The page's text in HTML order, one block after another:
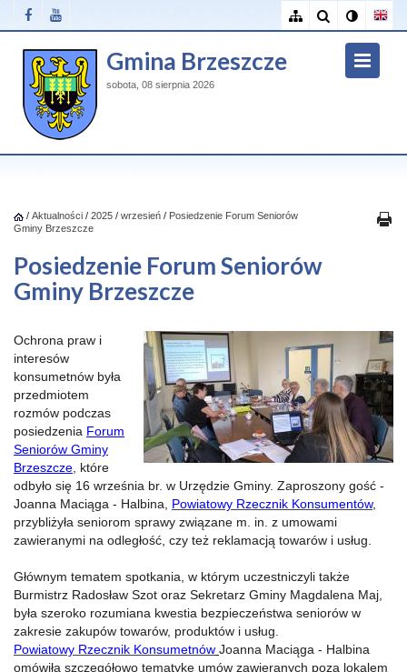
Gmina Brzeszcze
sobota, 08 sierpnia 2026
/ Aktualności / 2025 / wrzesień / Posiedzenie Forum Seniorów
Gminy Brzeszcze
Posiedzenie Forum Seniorów
Gminy Brzeszcze
Ochrona praw i
interesów
konsumetnów była
przedmiotem
rozmów podczas
posiedzenia Forum
Seniorów Gminy
Brzeszcze , które
odbyło się 16 września br. w Urzędzie Gminy. Zaproszony gość -
Joanna Maciąga - Halbina, Powiatowy Rzecznik Konsumentów,
przybliżyła seniorom sprawy związane m. in. z umowami
zawieranymi na odległość, czy też reklamacją towarów i usług.
Głównym tematem spotkania, w którym uczestniczyli także
Burmistrz Radosław Szot oraz Sekretarz Gminy Magdalena Maj,
była szeroko rozumiana kwestia bezpieczeństwa seniorów w
zakresie zakupów towarów, produktów i usług.
Powiatowy Rzecznik Konsumetnów Joanna Maciąga - Halbina
omówiła szczegółowo tematykę umów zawieranych poza lokalem